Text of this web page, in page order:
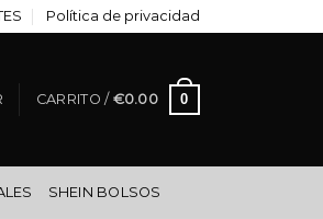
Política de privacidad
CARRITO / €0.00 0
SHEIN BOLSOS